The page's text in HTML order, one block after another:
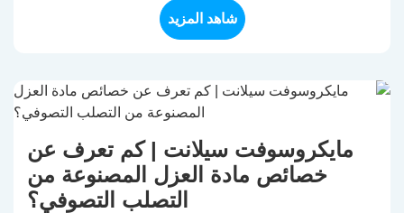
شاهد المزيد
مايكروسوفت سيلانت | كم تعرف عن
خصائص مادة العزل المصنوعة من
التصلب التصوفي؟